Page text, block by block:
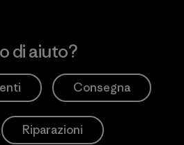
di aiuto?
Consegna
Riparazioni